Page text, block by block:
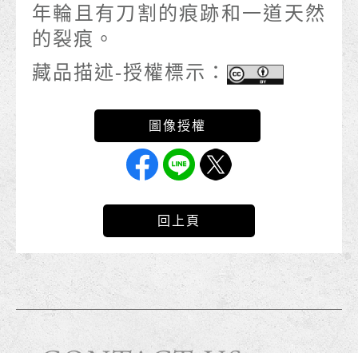
年輪且有刀割的痕跡和一道天然
的裂痕。
藏品描述-授權標示：
回上頁